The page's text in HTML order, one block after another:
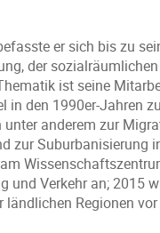
er sich bis zu
der
ist seine
den 1990er-Jahren
anderem zur
zur Suburbanisierung
Verkehr an; 2015
Regionen